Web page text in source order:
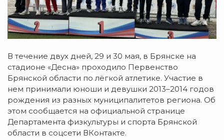
В течение двух дней, 29 и 30 мая, в Брянске на
стадионе «Десна» проходило Первенство
Брянской области по лёгкой атлетике. Участие в
нем принимали юноши и девушки 2013–2014 годов
рождения из разных муниципалитетов региона. Об
этом сообщается на официальной странице
Департамента физкультуры и спорта Брянской
области в соцсети ВКонтакте.